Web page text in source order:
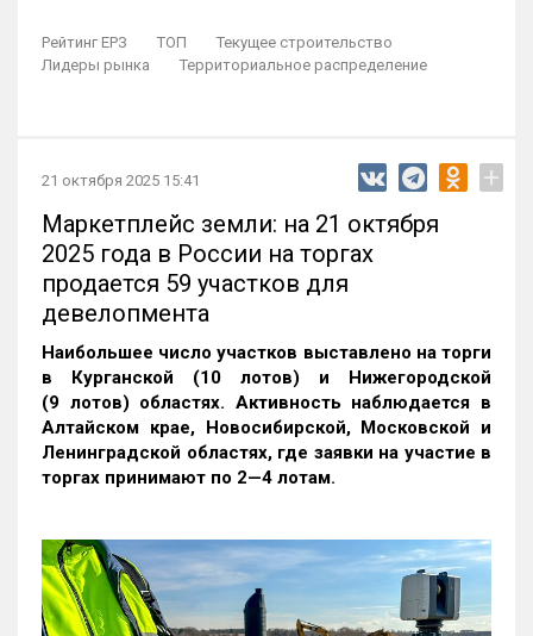
Рейтинг ЕРЗ ТОП
Текущее строительство
Лидеры рынка
Территориальное распределение
21 октября 2025 15:41 +
Маркетплейс земли: на 21 октября
2025 года в России на торгах
продается 59 участков для
девелопмента
Наибольшее число участков выставлено на торги
в Курганской (10 лотов) и Нижегородской
(9 лотов) областях. Активность наблюдается в
Алтайском крае, Новосибирской, Московской и
Ленинградской областях, где заявки на участие в
торгах принимают по 2—4 лотам.